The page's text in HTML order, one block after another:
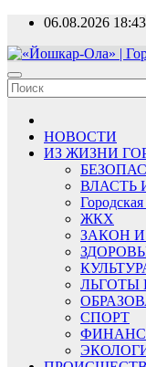
Перейти
содержимому
06.08.2026 18:43
«Йошкар-Ола» |
Новости, события,
НОВОСТИ
ИЗ ЖИЗНИ
ВЛАСТЬ
Городская
ЖКХ
ЗАКОН
ЛЬГОТЫ
СПОРТ